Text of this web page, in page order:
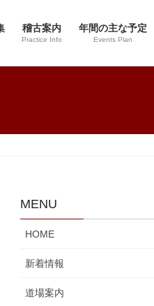
稽古案内
Practice Info
年間の主な予定
Events Plan
MENU
HOME
新着情報
道場案内